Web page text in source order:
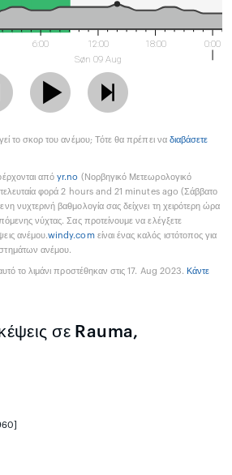
6:00
12:00
Søn 09 Aug
18:00 0:00
το σκορ του ανέμου; Τότε θα πρέπει να διαβάσετε
απόyr.no (Νορβηγικό Μετεωρολογικό
τελευταία φορά 2 hours and 21 minutes ago (Σάββατο
νυχτερινή βαθμολογία σας δείχνει τη χειρότερη ώρα
νύχτας. Σας προτείνουμε να ελέγξετε
ανέμου.windy.comείναι ένας καλός ιστότοπος για
ανέμου.
το λιμάνι προστέθηκαν στις 17. Aug 2023. Κάντε
σε Rauma,